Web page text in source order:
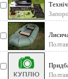
для